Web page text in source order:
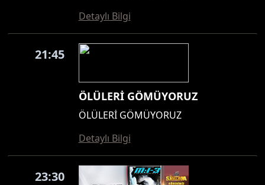
Detaylı Bilgi
21:45
ÖLÜLERİ GÖMÜYORUZ
ÖLÜLERİ GÖMÜYORUZ
Detaylı Bilgi
23:30